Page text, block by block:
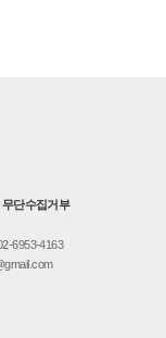
단수집거부
6953-4163